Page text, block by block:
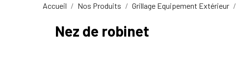
Accueil Nos Produits Grillage Equipement Extérieur
Nez de robinet